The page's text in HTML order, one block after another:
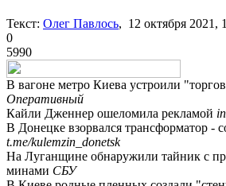
Текст: Олег Павлось, 12 октября 2021,
0
5990
В вагоне метро Киева устроили
Оперативный
Кайли Дженнер ошеломила рекламой
В Донецке взорвался трансформатор -
t.me/kulemzin_donetsk
На Луганщине обнаружили тайник с
минами СБУ